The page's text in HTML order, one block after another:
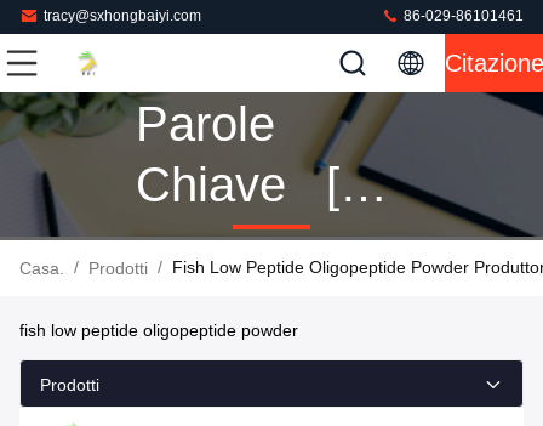
tracy@sxhongbaiyi.com 86-029-86101461
Citazione
Parole
Chiave [
Fish Low
Oligopeptide
Casa. / Prodotti / Fish Low Peptide Oligopeptide Powder
fish low peptide oligopeptide powder
Prodotti